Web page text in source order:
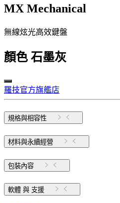
MX Mechanical
無線炫光高效鍵盤
顏色 石墨灰
羅技官方旗艦店
規格與相容性
材料與永續經營
包裝內容
軟體 與 支援